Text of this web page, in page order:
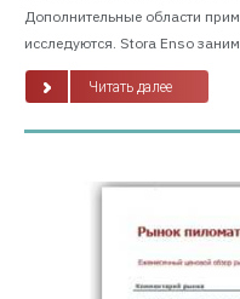
Дополнительные области
исследуются. Stora Enso
Читать далее